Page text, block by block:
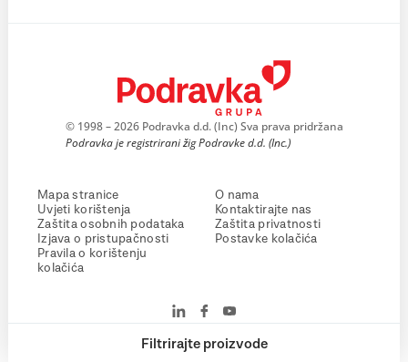
Filtrirajte proizvode
© 1998 – 2026 Podravka d.d. (Inc) Sva prava pridržana
Podravka je registrirani žig Podravke d.d. (Inc.)
Mapa stranice
Uvjeti korištenja
Zaštita osobnih podataka
Izjava o pristupačnosti
Pravila o korištenju
kolačića
O nama
Kontaktirajte nas
Zaštita privatnosti
Postavke kolačića